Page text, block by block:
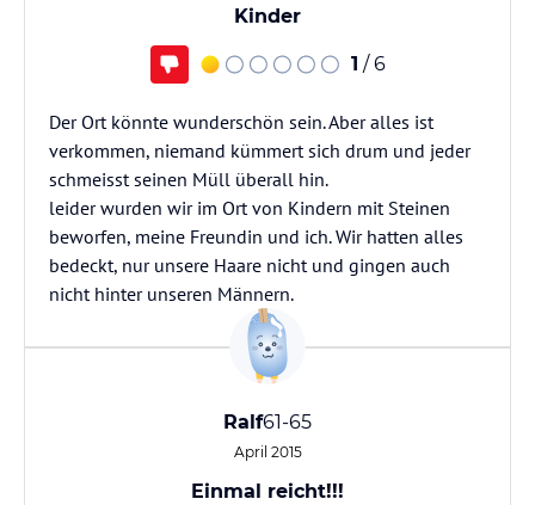
Kinder
1 / 6
Der Ort könnte wunderschön sein. Aber alles ist
verkommen, niemand kümmert sich drum und jeder
schmeisst seinen Müll überall hin.
leider wurden wir im Ort von Kindern mit Steinen
beworfen, meine Freundin und ich. Wir hatten alles
bedeckt, nur unsere Haare nicht und gingen auch
nicht hinter unseren Männern.
Ralf61-65
April 2015
Einmal reicht!!!